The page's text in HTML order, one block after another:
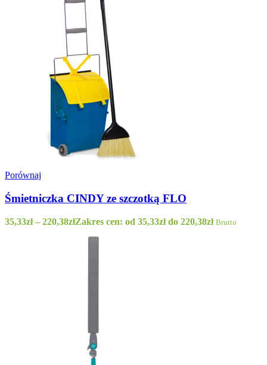
Porównaj
Śmietniczka CINDY ze szczotką FLO
35,33zł – 220,38złZakres cen: od 35,33zł do 220,38zł Brutto